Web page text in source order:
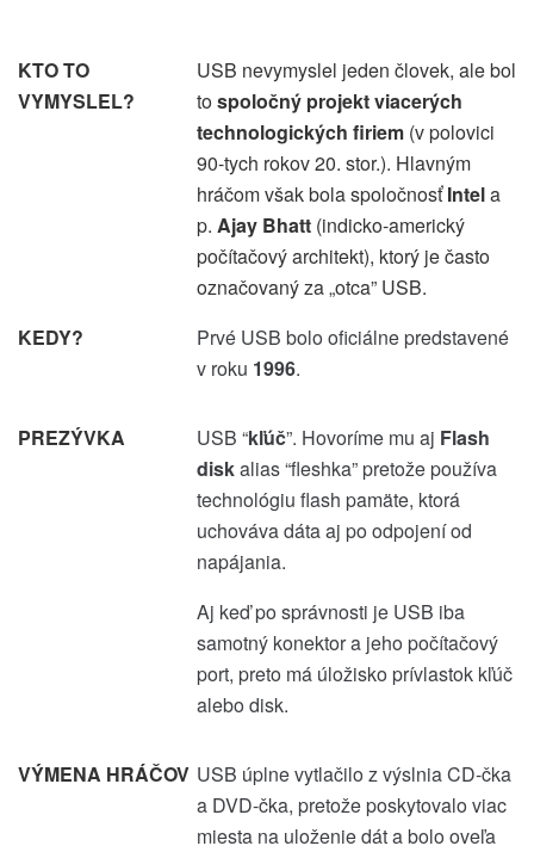
KTO TO
VYMYSLEL?
USB nevymyslel jeden človek, ale bol
tospoločný projekt viacerých
technologických firiem (v polovici
90-tych rokov 20. stor.). Hlavným
hráčom však bola spoločnosťIntela
p. Ajay Bhatt (indicko-americký
počítačový architekt), ktorý je často
označovaný za „otca” USB.
KEDY?
Prvé USB bolo oficiálne predstavené
v roku 1996.
PREZÝVKA USB “kľúč”. Hovoríme mu aj Flash
diskalias “fleshka” pretože používa
technológiu flash pamäte, ktorá
uchováva dáta aj po odpojení od
napájania.
Aj keď po správnosti je USB iba
samotný konektor a jeho počítačový
port, preto má úložisko prívlastok kľúč
alebo disk.
VÝMENA HRÁČOV USB úplne vytlačilo z výslnia CD-čka
a DVD-čka, pretože poskytovalo viac
miesta na uloženie dát a bolo oveľa